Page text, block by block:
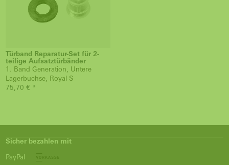
Türband Reparatur-Set für 2-
teilige Aufsatztürbänder
1. Band Generation, Untere
Lagerbuchse, Royal S
75,70 € *
Sicher bezahlen mit
PayPal